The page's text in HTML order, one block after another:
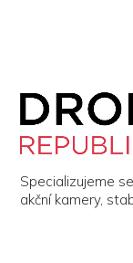
Specializujeme
akční kamery,